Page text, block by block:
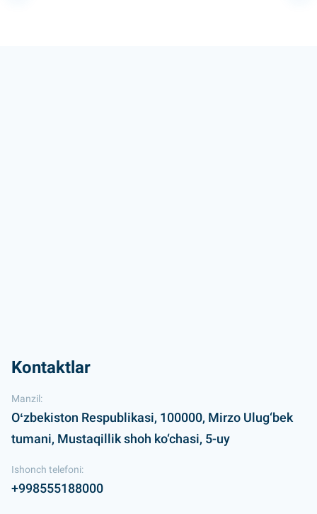
Kontaktlar
Manzil:
Oʻzbekiston Respublikasi, 100000, Mirzo Ulug‘bek
tumani, Mustaqillik shoh ko‘chasi, 5-uy
Ishonch telefoni:
+998555188000